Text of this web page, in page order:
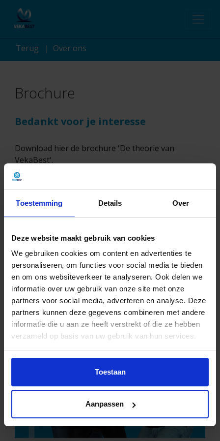
Toestemming Details Over
Deze website maakt gebruik van cookies
We gebruiken cookies om content en advertenties te
personaliseren, om functies voor social media te bieden
en om ons websiteverkeer te analyseren. Ook delen we
informatie over uw gebruik van onze site met onze
partners voor social media, adverteren en analyse. Deze
partners kunnen deze gegevens combineren met andere
informatie die u aan ze heeft verstrekt of die ze hebben
verzameld op basis van uw gebruik van hun services.
Toestaan
Aanpassen
Terug Over ons
Brochure
Bedankt voor je interesse
Download hier de brochure 'De theorie van
VekaBest'.
VekaBest Brochure.pdf